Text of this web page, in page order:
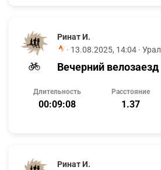
Ринат И.
· 13.08.2025, 14:04 · Урал
Вечерний велозаезд
Длительность
00:09:08
Расстояние
1.37
Ринат И.